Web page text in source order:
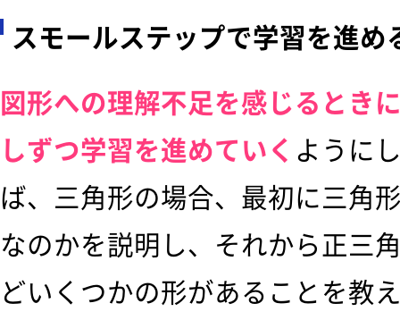
スモールステップで学習を進め
図形への理解不足を感じるとき
しずつ学習を進めていく ように
ば、三角形の場合、最初に三角
なのかを説明し、それから正三
どいくつかの形があることを教